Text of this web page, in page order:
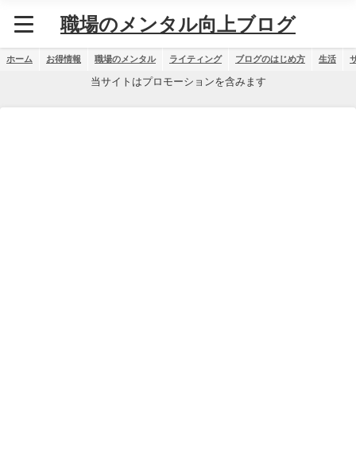
職場のメンタル向上ブログ
ホーム お得情報 職場のメンタル ライティング ブログのはじめ方 生活
当サイトはプロモーションを含みます